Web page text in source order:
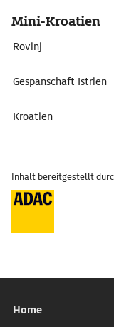
Mini-Kroatien
Rovinj
Gespanschaft Istrien
Kroatien
Inhalt bereitgestellt
Home